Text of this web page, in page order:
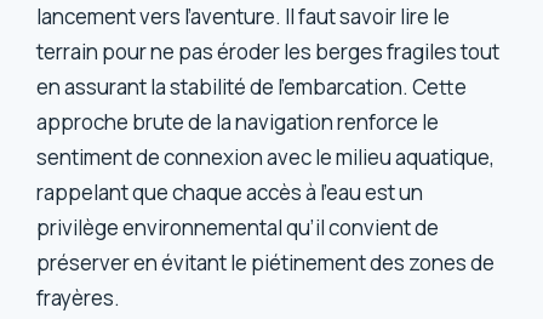
lancement vers l’aventure. Il faut savoir lire le
terrain pour ne pas éroder les berges fragiles tout
en assurant la stabilité de l’embarcation. Cette
approche brute de la navigation renforce le
sentiment de connexion avec le milieu aquatique,
rappelant que chaque accès à l’eau est un
privilège environnemental qu’il convient de
préserver en évitant le piétinement des zones de
frayères.